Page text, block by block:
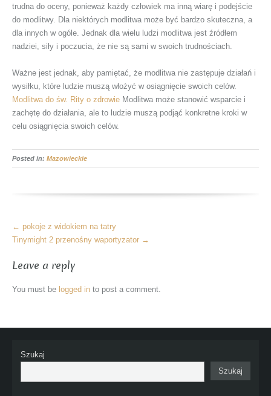
trudna do oceny, ponieważ każdy człowiek ma inną wiarę i podejście
do modlitwy. Dla niektórych modlitwa może być bardzo skuteczna, a
dla innych w ogóle. Jednak dla wielu ludzi modlitwa jest źródłem
nadziei, siły i poczucia, że nie są sami w swoich trudnościach.
Ważne jest jednak, aby pamiętać, że modlitwa nie zastępuje działań i
wysiłku, które ludzie muszą włożyć w osiągnięcie swoich celów.
Modlitwa do św. Rity o zdrowie Modlitwa może stanowić wsparcie i
zachętę do działania, ale to ludzie muszą podjąć konkretne kroki w
celu osiągnięcia swoich celów.
Posted in: Mazowieckie
More
Articles
← pokoje z widokiem na tatry
Tinymight 2 przenośny waportyzator →
Leave a reply
You must be logged in to post a comment.
Szukaj
Szukaj